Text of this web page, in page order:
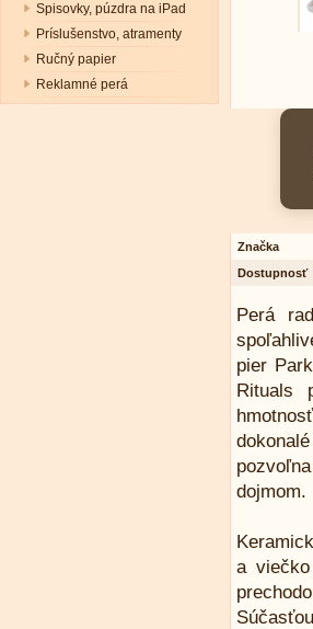
Spisovky, púzdra na iPad
Príslušenstvo, atramenty
Ručný papier
Reklamné perá
Značka
Dostupnosť
Perá
pier
Rituals
dojmom.
a